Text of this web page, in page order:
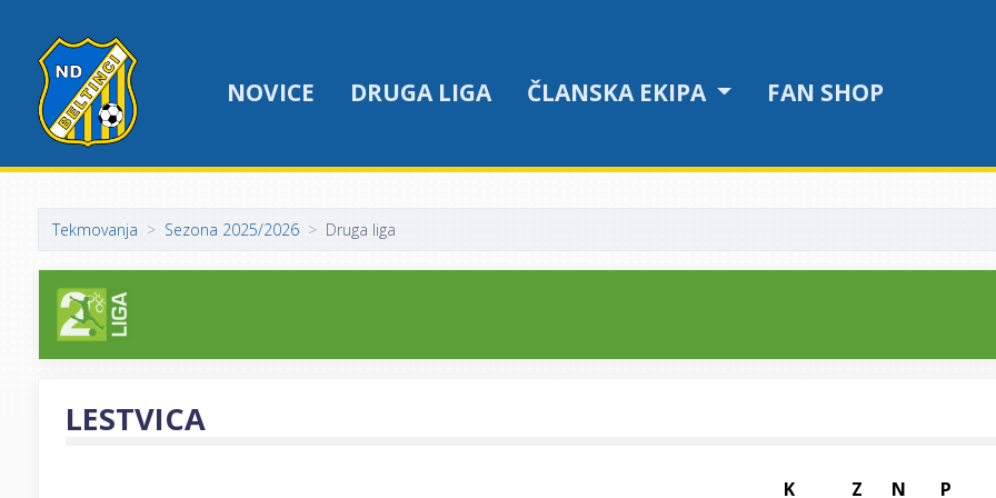
NOVICE DRUGA LIGA ČLANSKA EKIPA FAN SHOP
Tekmovanja Sezona 2025/2026 Druga liga
LESTVICA
K Z N P